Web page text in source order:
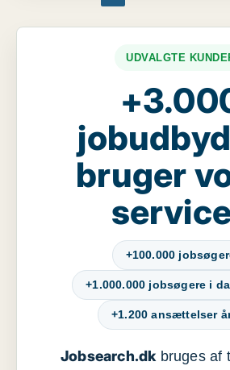
UDVALGTE
bruger
+100.000
+1.000.000 jobsøgere i
+1.200 ansættelser
Jobsearch.dkbruges af